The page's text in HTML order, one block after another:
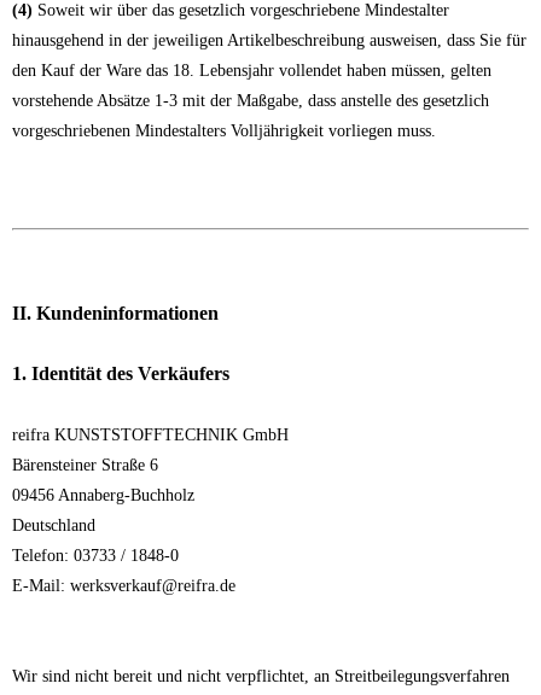
(4) Soweit wir über das gesetzlich vorgeschriebene Mindestalter
hinausgehend in der jeweiligen Artikelbeschreibung ausweisen, dass Sie für
den Kauf der Ware das 18. Lebensjahr vollendet haben müssen, gelten
vorstehende Absätze 1-3 mit der Maßgabe, dass anstelle des gesetzlich
vorgeschriebenen Mindestalters Volljährigkeit vorliegen muss.
II. Kundeninformationen
1. Identität des Verkäufers
reifra KUNSTSTOFFTECHNIK GmbH
Bärensteiner Straße 6
09456 Annaberg-Buchholz
Deutschland
Telefon: 03733 / 1848-0
E-Mail: werksverkauf@reifra.de
Wir sind nicht bereit und nicht verpflichtet, an Streitbeilegungsverfahren